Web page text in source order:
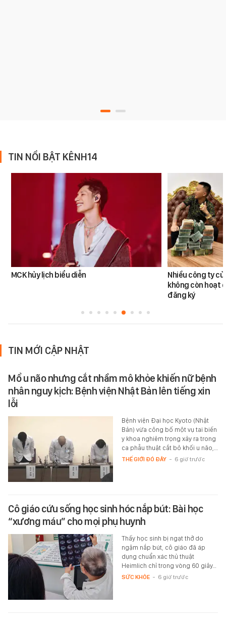
TIN NỔI BẬT KÊNH14
MCK hủy lịch biểu diễn
Nhiều công ty
không còn hoạt
đăng ký
TIN MỚI CẬP NHẬT
Mổ u não nhưng cắt nhầm mô khỏe khiến nữ bệnh
nhân nguy kịch: Bệnh viện Nhật Bản lên tiếng xin
lỗi
Bệnh viện Đại học Kyoto (Nhật
Bản) vừa công bố một vụ tai biến
y khoa nghiêm trọng xảy ra trong
ca phẫu thuật cắt bỏ khối u não,…
THẾ GIỚI ĐÓ ĐÂY - 6 giờ trước
Cô giáo cứu sống học sinh hóc nắp bút: Bài học
“xương máu” cho mọi phụ huynh
Thấy học sinh bị ngạt thở do
ngậm nắp bút, cô giáo đã áp
dụng chuẩn xác thủ thuật
Heimlich chỉ trong vòng 60 giây…
SỨC KHỎE - 6 giờ trước